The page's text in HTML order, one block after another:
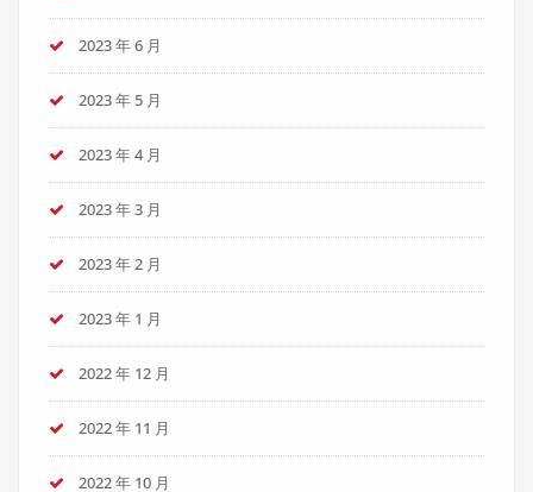
2023 年 6 月
2023 年 5 月
2023 年 4 月
2023 年 3 月
2023 年 2 月
2023 年 1 月
2022 年 12 月
2022 年 11 月
2022 年 10 月